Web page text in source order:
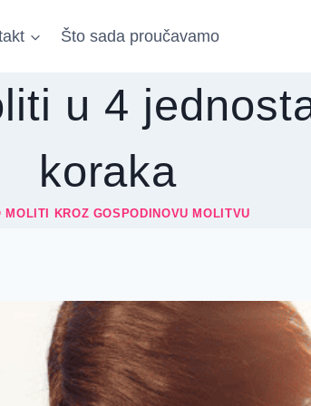
Što sada proučavamo
u 4
koraka
MOLITI KROZ GOSPODINOVU MOLITVU